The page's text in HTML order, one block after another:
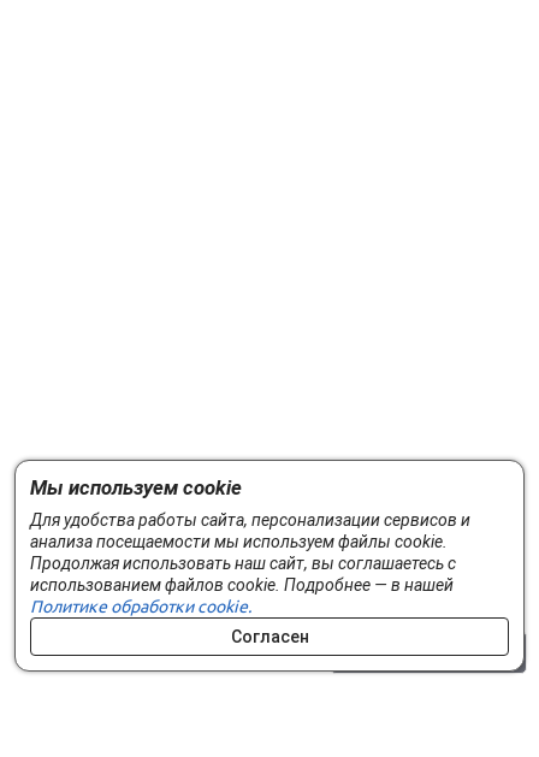
Мы используем cookie
Для удобства работы сайта, персонализации сервисов и
анализа посещаемости мы используем файлы cookie.
Продолжая использовать наш сайт, вы соглашаетесь с
использованием файлов cookie. Подробнее — в нашей
Политике обработки cookie.
Согласен